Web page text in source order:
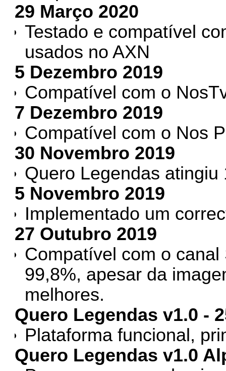
29 Março 2020
Testado e compatível
usados no AXN
5 Dezembro 2019
Compatível com o
7 Dezembro 2019
Compatível com o Nos
30 Novembro 2019
Quero Legendas
5 Novembro 2019
Implementado um
27 Outubro 2019
Compatível com o
99,8%, apesar da
melhores.
Quero Legendas v1.0 -
Plataforma funcional,
Quero Legendas v1.0